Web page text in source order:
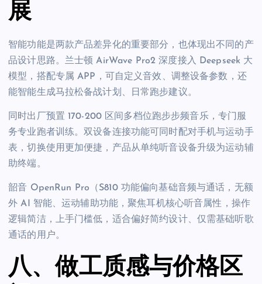
展
智能功能是两款产品差异化的重要部分，也体现出不同的产
品设计思路。兰士顿 AirWave Pro2 深度接入 Deepseek 大
模型，搭配专属 APP，可自定义音效、调整设备参数，还
能智能生成马拉松备战计划、日常跑步建议。
同时出厂预置 170-200 区间多档位跑步步频音乐，专门服
务专业跑者训练。双设备连接功能可同时配对手机与运动手
表，切换使用更加便捷，产品从单纯听音设备升级为运动辅
助终端。
韶音 OpenRun Pro（S810 功能偏向基础音频与通话，无额
外 AI 智能、运动辅助功能，聚焦耳机核心听音属性，操作
逻辑简洁，上手门槛低，适合偏好简约设计、仅需基础听歌
通话的用户。
八、做工质感与价格区